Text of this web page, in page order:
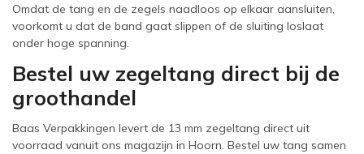
Omdat de tang en de zegels naadloos op elkaar aansluiten,
voorkomt u dat de band gaat slippen of de sluiting loslaat
onder hoge spanning.
Bestel uw zegeltang direct bij de
groothandel
Baas Verpakkingen levert de 13 mm zegeltang direct uit
voorraad vanuit ons magazijn in Hoorn. Bestel uw tang samen